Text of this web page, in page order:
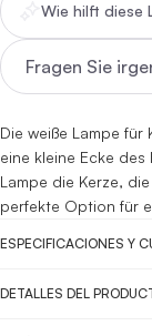
Wie hilft diese
Die weiße Lampe
eine kleine Ecke des
Lampe die Kerze,
perfekte Option für
ESPECIFICACIONES Y
DETALLES DEL